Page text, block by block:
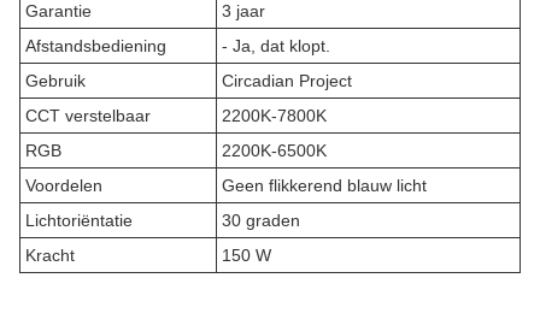
Garantie
3 jaar
Afstandsbediening
- Ja, dat klopt.
Gebruik
Circadian Project
CCT verstelbaar
2200K-7800K
RGB
2200K-6500K
Voordelen
Geen flikkerend blauw licht
Lichtoriëntatie
30 graden
Kracht
150 W